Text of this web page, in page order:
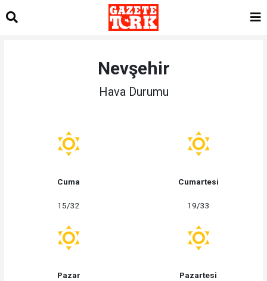
Nevşehir
Hava Durumu
Cuma
15/32
Cumartesi
19/33
Pazar Pazartesi